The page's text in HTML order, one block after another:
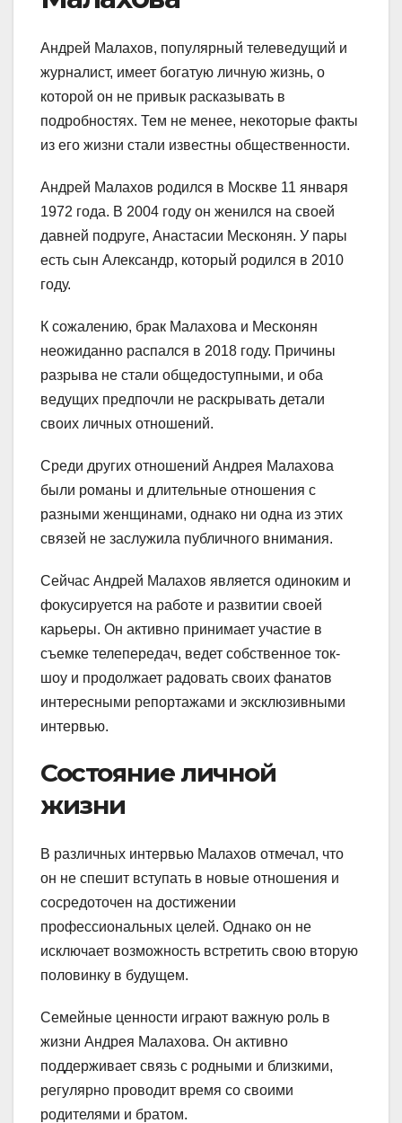
Андрей Малахов, популярный телеведущий и
журналист, имеет богатую личную жизнь, о
которой он не привык расказывать в
подробностях. Тем не менее, некоторые факты
из его жизни стали известны общественности.
Андрей Малахов родился в Москве 11 января
1972 года. В 2004 году он женился на своей
давней подруге, Анастасии Месконян. У пары
есть сын Александр, который родился в 2010
году.
К сожалению, брак Малахова и Месконян
неожиданно распался в 2018 году. Причины
разрыва не стали общедоступными, и оба
ведущих предпочли не раскрывать детали
своих личных отношений.
Среди других отношений Андрея Малахова
были романы и длительные отношения с
разными женщинами, однако ни одна из этих
связей не заслужила публичного внимания.
Сейчас Андрей Малахов является одиноким и
фокусируется на работе и развитии своей
карьеры. Он активно принимает участие в
съемке телепередач, ведет собственное ток-
шоу и продолжает радовать своих фанатов
интересными репортажами и эксклюзивными
интервью.
Состояние личной
жизни
В различных интервью Малахов отмечал, что
он не спешит вступать в новые отношения и
сосредоточен на достижении
профессиональных целей. Однако он не
исключает возможность встретить свою вторую
половинку в будущем.
Семейные ценности играют важную роль в
жизни Андрея Малахова. Он активно
поддерживает связь с родными и близкими,
регулярно проводит время со своими
родителями и братом.